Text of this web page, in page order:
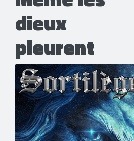
dieux
pleurent